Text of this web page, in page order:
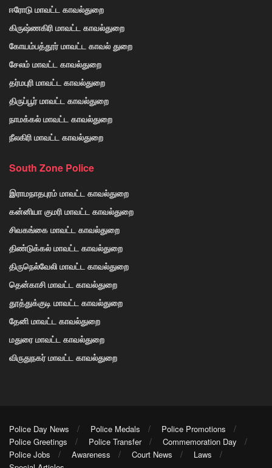
ஈரோடு மாவட்ட காவல்துறை
கிருஷ்ணகிரி மாவட்ட காவல்துறை
கோயம்பத்தூர் மாவட்ட காவல் துறை
சேலம் மாவட்ட காவல்துறை
தர்மபுரி மாவட்ட காவல்துறை
திருப்பூர் மாவட்ட காவல்துறை
நாமக்கல் மாவட்ட காவல்துறை
நீலகிரி மாவட்ட காவல்துறை
South Zone Police
இராமநாதபுரம் மாவட்ட காவல்துறை
கன்னியா குமரி மாவட்ட காவல்துறை
சிவகங்கை மாவட்ட காவல்துறை
திண்டுக்கல் மாவட்ட காவல்துறை
திருநெல்வேலி மாவட்ட காவல்துறை
தென்காசி மாவட்ட காவல்துறை
தூத்துக்குடி மாவட்ட காவல்துறை
தேனி மாவட்ட காவல்துறை
மதுரை மாவட்ட காவல்துறை
விருதுநகர் மாவட்ட காவல்துறை
Police Day News Police Medals
Police Promotions
Police Greetings
Police Transfer
Commemoration Day
Police Jobs
Awareness Court News
Laws